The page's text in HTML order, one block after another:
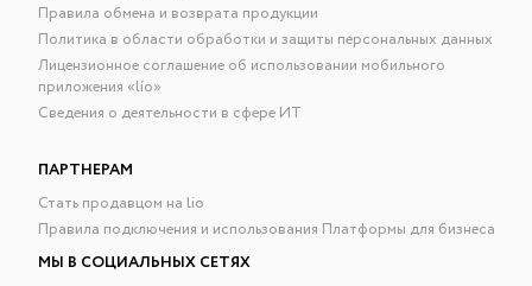
Правила обмена и возврата продукции
Политика в области обработки и защиты персональных данных
Лицензионное соглашение об использовании мобильного
приложения «lío»
Сведения о деятельности в сфере ИТ
ПАРТНЕРАМ
Стать продавцом на lio
Правила подключения и использования Платформы для бизнеса
МЫ В СОЦИАЛЬНЫХ СЕТЯХ